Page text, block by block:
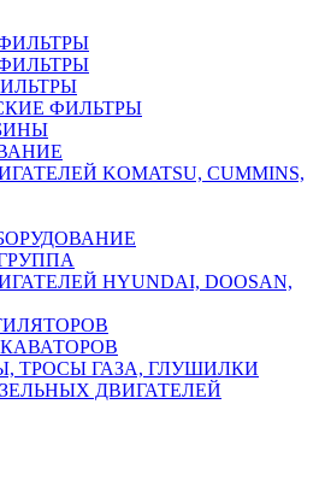
ФИЛЬТРЫ
KOMATSU, CUMMINS,
HYUNDAI, DOOSAN,
ТРОСЫ ГАЗА, ГЛУШИЛКИ
ДВИГАТЕЛЕЙ